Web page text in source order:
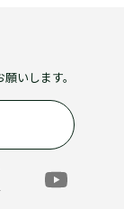
いします。